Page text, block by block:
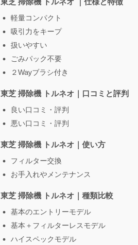
軽量コンパクト
吸引力をキープ
扱いやすい
ごみパック不要
２Wayブラシ付き
東芝 掃除機 トルネオ｜口コミと評判
良い口コミ・評判
悪い口コミ・評判
東芝 掃除機 トルネオ｜使い方
フィルター交換
お手入れやメンテナンス
東芝 掃除機 トルネオ｜種類比較
基本のエントリーモデル
基本＋フィルターレスモデル
ハイスペックモデル